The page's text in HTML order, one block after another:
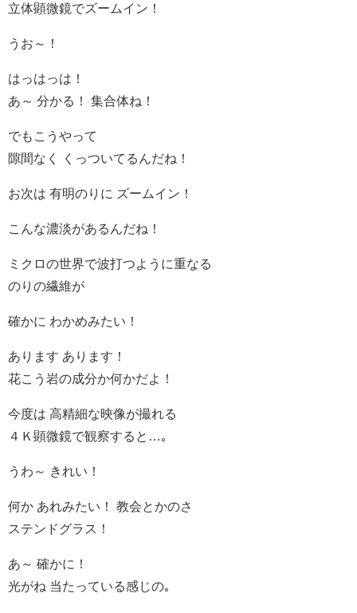
立体顕微鏡でズームイン！
うお～！
はっはっは！
あ～ 分かる！ 集合体ね！
でもこうやって
隙間なく くっついてるんだね！
お次は 有明のりに ズームイン！
こんな濃淡があるんだね！
ミクロの世界で波打つように重なる
のりの繊維が
確かに わかめみたい！
あります あります！
花こう岩の成分か何かだよ！
今度は 高精細な映像が撮れる
４Ｋ顕微鏡で観察すると…｡
うわ～ きれい！
何か あれみたい！ 教会とかのさ
ステンドグラス！
あ～ 確かに！
光がね 当たっている感じの｡